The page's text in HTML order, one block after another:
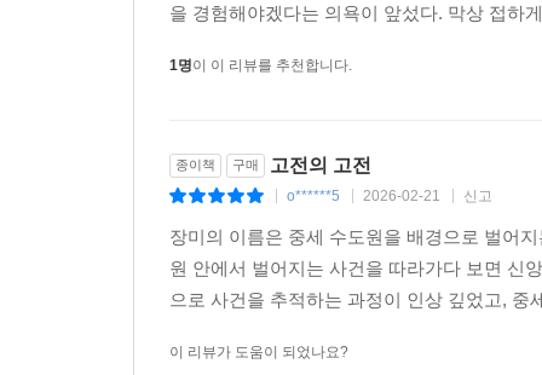
을 경험해야겠다는 의욕이 앞섰다. 막상 접하
1명이 이 리뷰를 추천합니다.
종이책 구매 고전의 고전
o******5 2026-02-21 신고
장미의 이름은 중세 수도원을 배경으로 벌어
원 안에서 벌어지는 사건을 따라가다 보면 신
으로 사건을 추적하는 과정이 인상 깊었고,
이 리뷰가 도움이 되었나요?